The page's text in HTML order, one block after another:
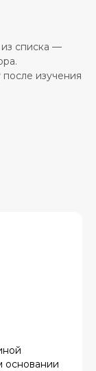
списка —
изучения
основании